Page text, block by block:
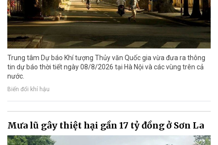
Trung tâm Dự báo Khí tượng Thủy văn Quốc gia vừa đưa ra thông
tin dự báo thời tiết ngày 08/8/2026 tại Hà Nội và các vùng trên cả
nước.
Biến đổi khí hậu
Mưa lũ gây thiệt hại gần 17 tỷ đồng ở Sơn La